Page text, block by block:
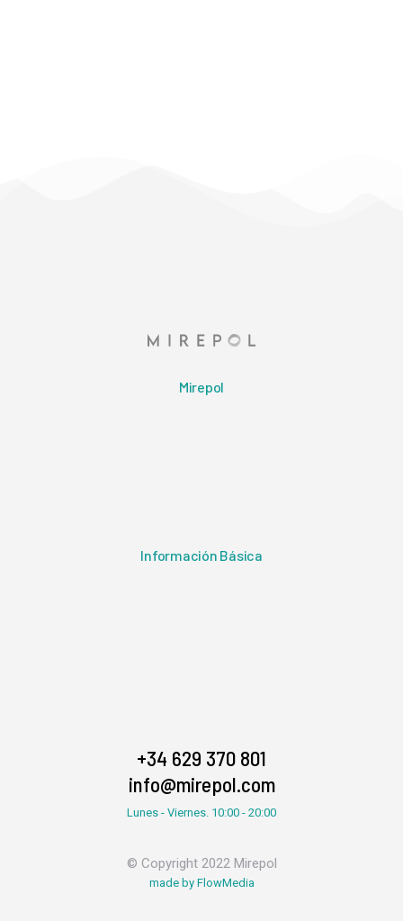
Mirepol
Información Básica
+34 629 370 801
info@mirepol.com
Lunes - Viernes. 10:00 - 20:00
© Copyright 2022 Mirepol
made by FlowMedia